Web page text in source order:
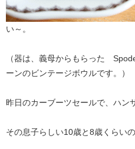
い～。
（器は、義母からもらった
ーンのビンテージボウルです。）
昨日のカーブーツセールで、ハン
その息子らしい10歳と8歳くらいの